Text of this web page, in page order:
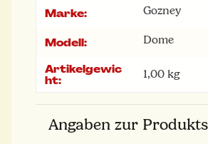
Marke: Gozney
Modell: Dome
Artikelgewic
ht:
1,00 kg
Angaben zur